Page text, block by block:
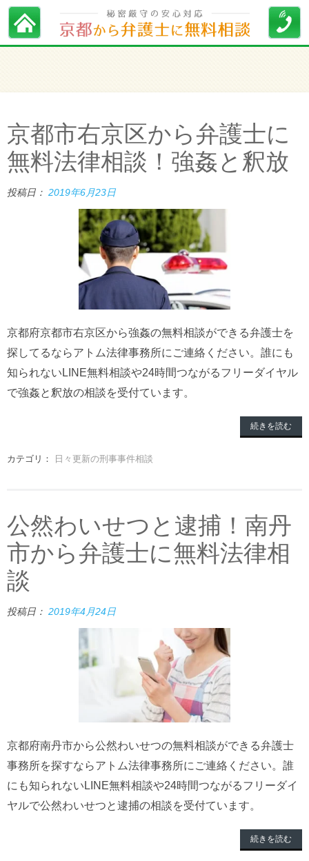
京都市右京区から弁護士に
無料法律相談！強姦と釈放
投稿日： 2019年6月23日
京都府京都市右京区から強姦の無料相談ができる弁護士を
探してるならアトム法律事務所にご連絡ください。誰にも
知られないLINE無料相談や24時間つながるフリーダイヤル
で強姦と釈放の相談を受付ています。
続きを読む
カテゴリ： 日々更新の刑事事件相談
公然わいせつと逮捕！南丹
市から弁護士に無料法律相
談
投稿日： 2019年4月24日
京都府南丹市から公然わいせつの無料相談ができる弁護士
事務所を探すならアトム法律事務所にご連絡ください。誰
にも知られないLINE無料相談や24時間つながるフリーダイ
ヤルで公然わいせつと逮捕の相談を受付ています。
続きを読む